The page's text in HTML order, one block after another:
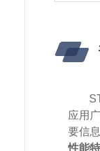
应用
要信
性能